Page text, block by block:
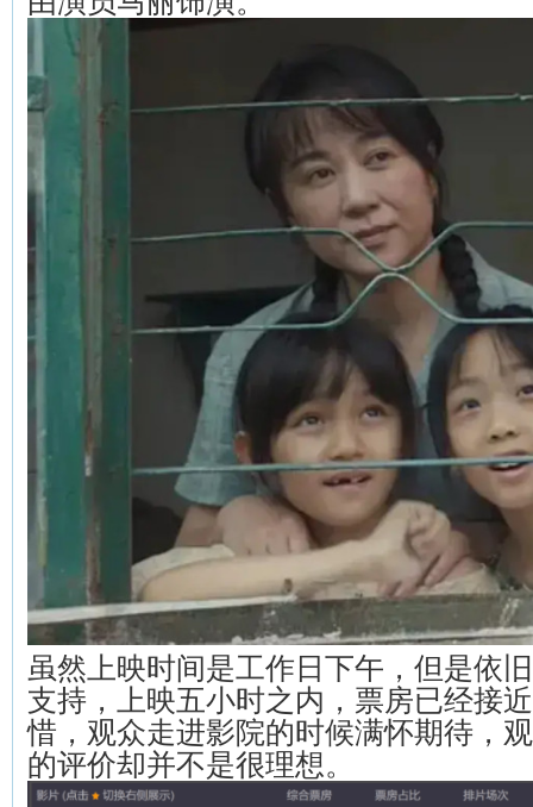
虽然上映时间是工作日下午，但是依
支持，上映五小时之内，票房已经接
惜，观众走进影院的时候满怀期待，
的评价却并不是很理想。